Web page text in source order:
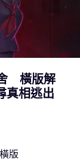
橫版解
真相逃出
版